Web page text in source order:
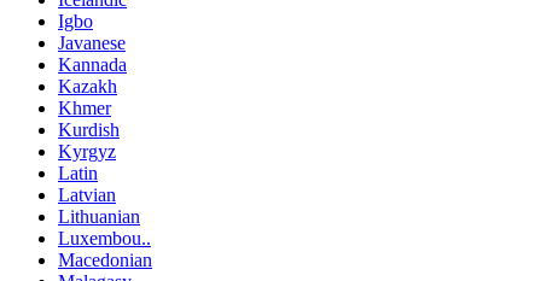
Igbo
Javanese
Kannada
Kazakh
Khmer
Kurdish
Kyrgyz
Latin
Latvian
Lithuanian
Luxembou..
Macedonian